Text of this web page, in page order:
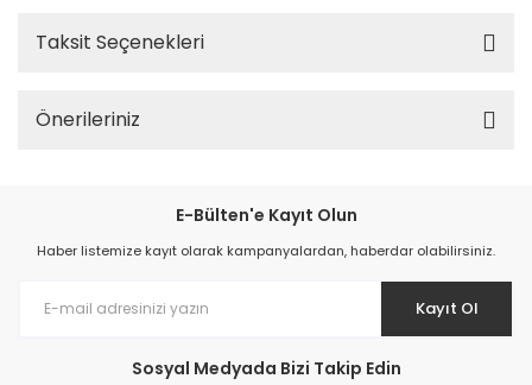
Taksit Seçenekleri
Önerileriniz
E-Bülten'e Kayıt Olun
Haber listemize kayıt olarak kampanyalardan, haberdar olabilirsiniz.
Kayıt Ol
Sosyal Medyada Bizi Takip Edin